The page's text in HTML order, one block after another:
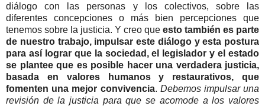
diálogo con las personas y los colectivos, sobre las
diferentes concepciones o más bien percepciones que
tenemos sobre la justicia. Y creo que esto también es parte
de nuestro trabajo, impulsar este diálogo y esta postura
para así lograr que la sociedad, el legislador y el estado
se plantee que es posible hacer una verdadera justicia,
basada en valores humanos y restaurativos, que
fomenten una mejor convivencia. Debemos impulsar una
revisión de la justicia para que se acomode a los valores